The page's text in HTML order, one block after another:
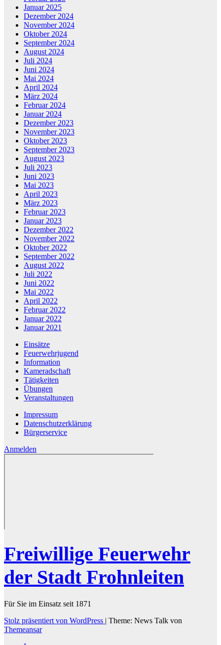
Januar 2025
Dezember 2024
November 2024
Oktober 2024
September 2024
August 2024
Juli 2024
Juni 2024
Mai 2024
April 2024
März 2024
Februar 2024
Januar 2024
Dezember 2023
November 2023
Oktober 2023
September 2023
August 2023
Juli 2023
Juni 2023
Mai 2023
April 2023
März 2023
Februar 2023
Januar 2023
Dezember 2022
November 2022
Oktober 2022
September 2022
August 2022
Juli 2022
Juni 2022
Mai 2022
April 2022
Februar 2022
Januar 2022
Januar 2021
Einsätze
Feuerwehrjugend
Information
Kameradschaft
Tätigkeiten
Übungen
Veranstaltungen
Impressum
Datenschutzerklärung
Bürgerservice
Anmelden
Freiwillige Feuerwehr
der Stadt Frohnleiten
Für Sie im Einsatz seit 1871
Stolz präsentiert von WordPress | Theme: News Talk von
Themeansar